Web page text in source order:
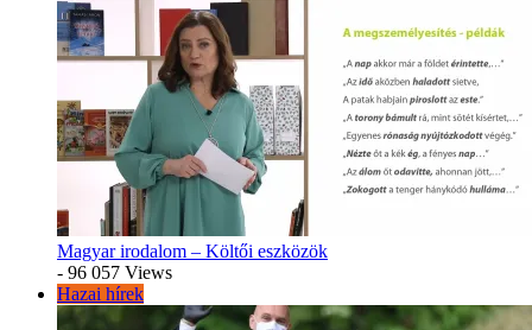
Magyar irodalom – Költői eszközök
- 96 057 Views
Hazai hírek